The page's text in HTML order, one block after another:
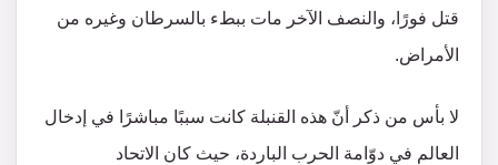
قتل فورًا، والنصف الآخر مات ببطء بالسرطان وغيره من
الأمراض.
لا بأس من ذكر أنّ هذه القنبلة كانت سببًا مباشرًا في إدخال
العالم في دوّامة الحرب الباردة، حيث كان الاتحاد